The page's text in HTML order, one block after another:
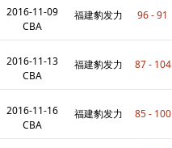
2016-11-09
CBA
福建豹发力 96 - 91
2016-11-13
CBA
福建豹发力 87 - 104
2016-11-16
CBA
福建豹发力 85 - 100